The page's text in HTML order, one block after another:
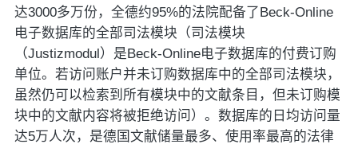
达3000多万份，全德约95%的法院配备了Beck-Online
电子数据库的全部司法模块（司法模块
（Justizmodul）是Beck-Online电子数据库的付费订购
单位。若访问账户并未订购数据库中的全部司法模块，
虽然仍可以检索到所有模块中的文献条目，但未订购模
块中的文献内容将被拒绝访问）。数据库的日均访问量
达5万人次，是德国文献储量最多、使用率最高的法律